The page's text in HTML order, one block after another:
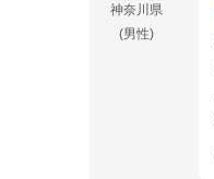
神奈川県
(男性)